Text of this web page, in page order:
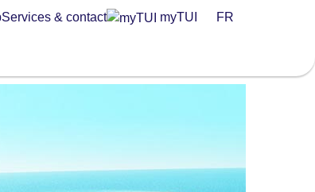
Services & contact myTUI FR